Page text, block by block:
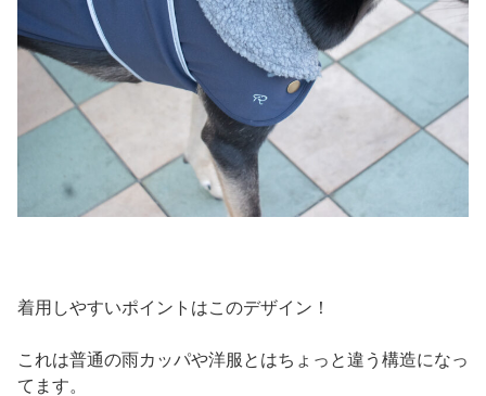
着用しやすいポイントはこのデザイン！
これは普通の雨カッパや洋服とはちょっと違う構造になっ
てます。